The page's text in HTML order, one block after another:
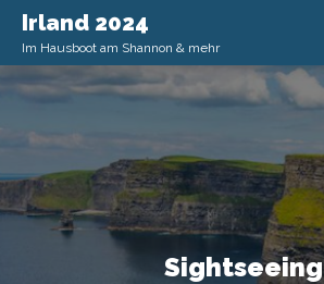
Irland 2024
Im Hausboot am Shannon & mehr
Sightseeing